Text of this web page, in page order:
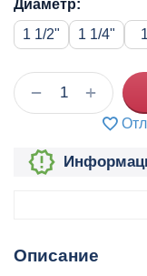
Диаметр:
1 1/2"
1 1/4"
+
−
Описание